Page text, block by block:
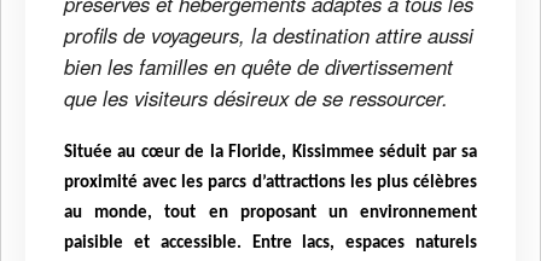
profils de voyageurs, la destination attire aussi
bien les familles en quête de divertissement
que les visiteurs désireux de se ressourcer.
Située au cœur de la Floride, Kissimmee séduit par sa
proximité avec les parcs d’attractions les plus célèbres
au monde, tout en proposant un environnement
paisible et accessible. Entre lacs, espaces naturels